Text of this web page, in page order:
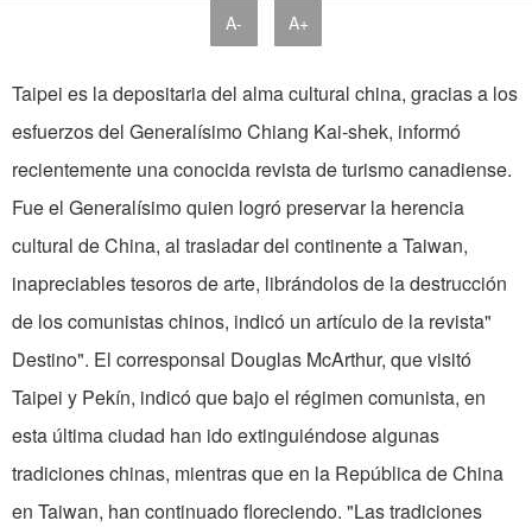
A- A+
Taipei es la depositaria del alma cultural china, gracias a los
esfuerzos del Generalísimo Chiang Kai-shek, informó
recientemente una conocida revista de turismo canadiense.
Fue el Generalísimo quien logró preservar la herencia
cultural de China, al trasladar del continente a Taiwan,
inapreciables tesoros de arte, librándolos de la destrucción
de los comunistas chinos, indicó un artículo de la revista"
Destino". El corresponsal Douglas McArthur, que visitó
Taipei y Pekín, indicó que bajo el régimen comunista, en
esta última ciudad han ido extinguiéndose algunas
tradiciones chinas, mientras que en la República de China
en Taiwan, han continuado floreciendo. "Las tradiciones